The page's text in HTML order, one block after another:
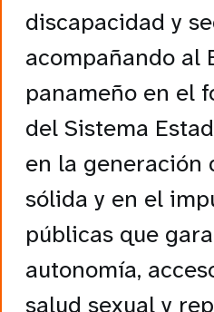
discapacidad y
acompañando al
panameño en el
del Sistema
en la generación
sólida y en el
públicas que
autonomía,
salud sexual y